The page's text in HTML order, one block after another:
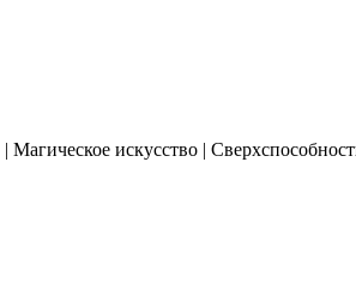
Магическое искусство |